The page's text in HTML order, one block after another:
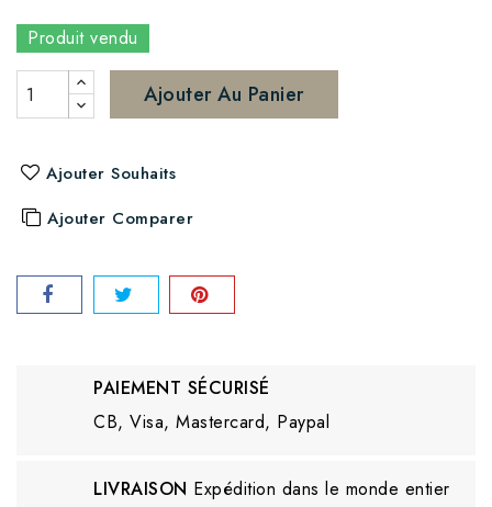
Produit vendu
Ajouter Au Panier
Ajouter Souhaits
Ajouter Comparer
PAIEMENT SÉCURISÉ
CB, Visa, Mastercard, Paypal
LIVRAISON Expédition dans le monde entier